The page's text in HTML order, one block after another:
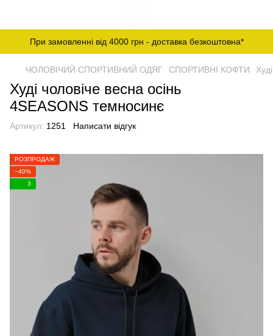
При замовленні від 4000 грн - доставка безкоштовна*
ЧОЛОВІЧИЙ СПОРТИВНИЙ ОДЯГ СПОРТИВНІ КОФТИ
Худі чоловіче весна осінь
4SEASONS темносинє
Артикул: 1251 Написати відгук
РОЗПРОДАЖ
−40%
3